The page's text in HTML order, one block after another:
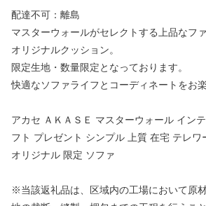
配達不可：離島
マスターウォールがセレクトする上品なフ
オリジナルクッション。
限定生地・数量限定となっております。
快適なソファライフとコーディネートをお
アカセ ＡＫＡＳＥ マスターウォール イン
フト プレゼント シンプル 上質 在宅 テレワ
オリジナル 限定 ソファ
※当該返礼品は、区域内の工場において原